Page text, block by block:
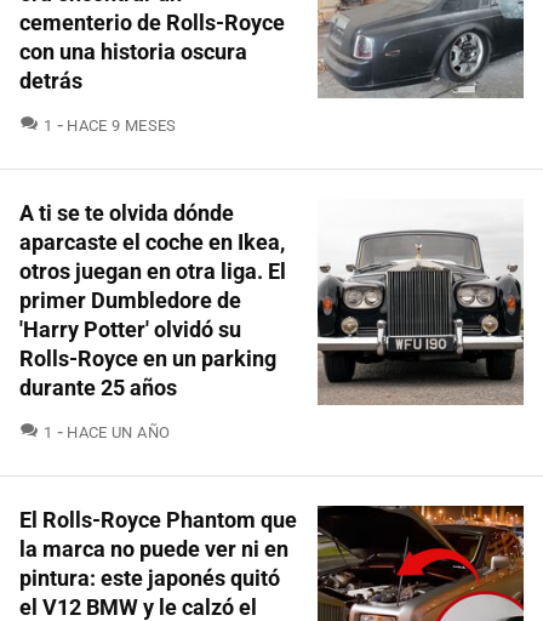
cementerio de Rolls-Royce
con una historia oscura
detrás
1 COMENTARIOS
HACE 9 MESES
A ti se te olvida dónde
aparcaste el coche en Ikea,
otros juegan en otra liga. El
primer Dumbledore de
'Harry Potter' olvidó su
Rolls-Royce en un parking
durante 25 años
1 COMENTARIOS
HACE UN AÑO
El Rolls-Royce Phantom que
la marca no puede ver ni en
pintura: este japonés quitó
el V12 BMW y le calzó el